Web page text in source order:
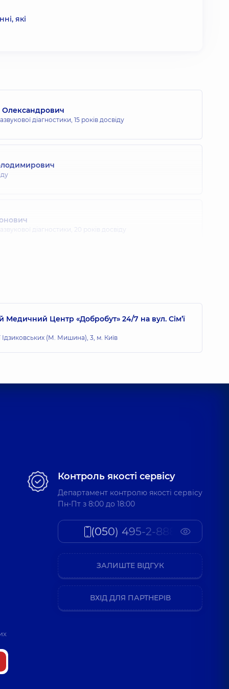
які
діагностики, 15 років досвіду
діагностики, 20 років досвіду
діагностики,7 років досвіду
Ігорович
діагностики,5 років досвіду
Медичний Центр «Добробут» 24/7 на вул. Сім’ї
Ідзиковських (М. Мишина), 3, м. Київ
Контроль якості сервісу
Департамент контролю якості сервісу
Пн-Пт з 8:00 до 18:00
(050) 495-2-888
ЗАЛИШТЕ ВІДГУК
ВХІД ДЛЯ ПАРТНЕРІВ